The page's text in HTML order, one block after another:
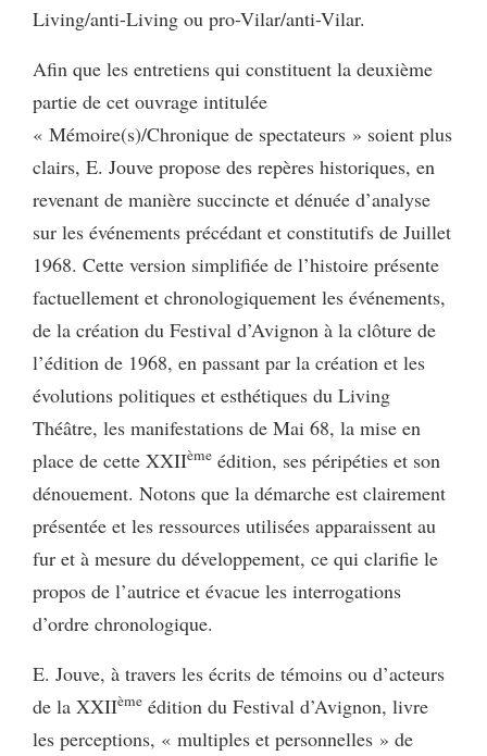
Living/anti-Living ou pro-Vilar/anti-Vilar.
Afin que les entretiens qui constituent la deuxième
partie de cet ouvrage intitulée
« Mémoire(s)/Chronique de spectateurs » soient plus
clairs, E. Jouve propose des repères historiques, en
revenant de manière succincte et dénuée d’analyse
sur les événements précédant et constitutifs de Juillet
1968. Cette version simplifiée de l’histoire présente
factuellement et chronologiquement les événements,
de la création du Festival d’Avignon à la clôture de
l’édition de 1968, en passant par la création et les
évolutions politiques et esthétiques du Living
Théâtre, les manifestations de Mai 68, la mise en
place de cette XXIIème édition, ses péripéties et son
dénouement. Notons que la démarche est clairement
présentée et les ressources utilisées apparaissent au
fur et à mesure du développement, ce qui clarifie le
propos de l’autrice et évacue les interrogations
d’ordre chronologique.
E. Jouve, à travers les écrits de témoins ou d’acteurs
de la XXIIème édition du Festival d’Avignon, livre
les perceptions, « multiples et personnelles » de